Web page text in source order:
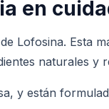
en
Lofosina. Esta
naturales y
y están